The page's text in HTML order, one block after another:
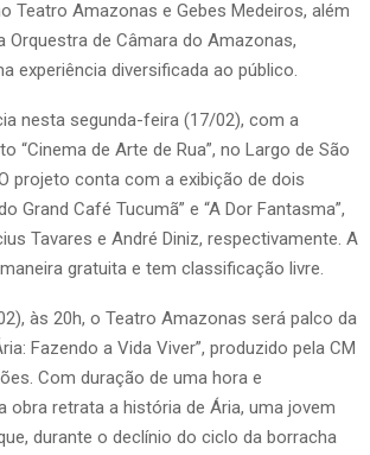
Teatro Amazonas e Gebes Medeiros, além
Orquestra de Câmara do Amazonas,
experiência diversificada ao público.
nesta segunda-feira (17/02), com a
“Cinema de Arte de Rua”, no Largo de São
projeto conta com a exibição de dois
Grand Café Tucumã” e “A Dor Fantasma”,
Tavares e André Diniz, respectivamente. A
gratuita e tem classificação livre.
às 20h, o Teatro Amazonas será palco da
Fazendo a Vida Viver”, produzido pela CM
Com duração de uma hora e
obra retrata a história de Ária, uma jovem
durante o declínio do ciclo da borracha